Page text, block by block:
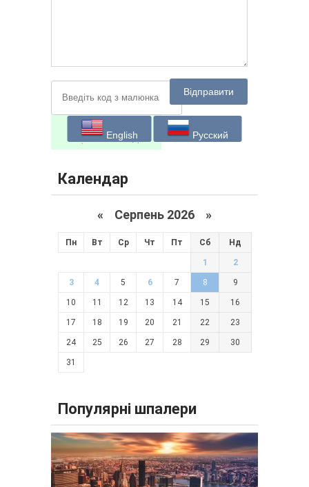
Відправити
English Русский
Календар
« Серпень 2026 »
Пн Вт Ср Чт Пт Сб Нд
1 2
3 4 5 6 7 8 9
10 11 12 13 14 15 16
17 18 19 20 21 22 23
24 25 26 27 28 29 30
31
Популярні шпалери